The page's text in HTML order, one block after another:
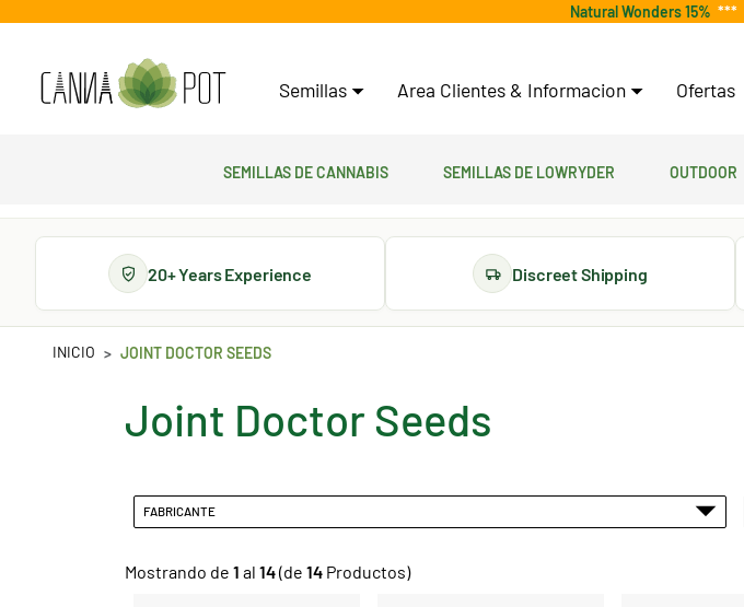
Natural Wonders 15% ***
Semillas Area Clientes & Informacion Ofertas
Semillas de cannabis Semillas de lowryder Outdoor
20+ Years Experience Discreet Shipping
INICIO JOINT DOCTOR SEEDS
Joint Doctor Seeds
FABRICANTE
Mostrando de 1 al 14(de 14 Productos)